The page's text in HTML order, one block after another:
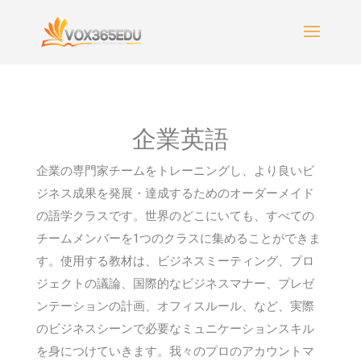
企業英語
企業の専門家チームをトレーニングし、より良いビ
ジネス成果を発展・達成するためのオーダーメイド
の語学クラスです。世界のどこにいても、すべての
チームメンバーを1つのクラスに集めることができま
す。使用する教材は、ビジネスミーティング、プロ
ジェクトの議論、国際的なビジネスマナー、プレゼ
ンテーションの計画、オフィスルール、など、実際
のビジネスシーンで必要なミュニケーションスキル
を身につけていきます。我々のプロのアカウントマ